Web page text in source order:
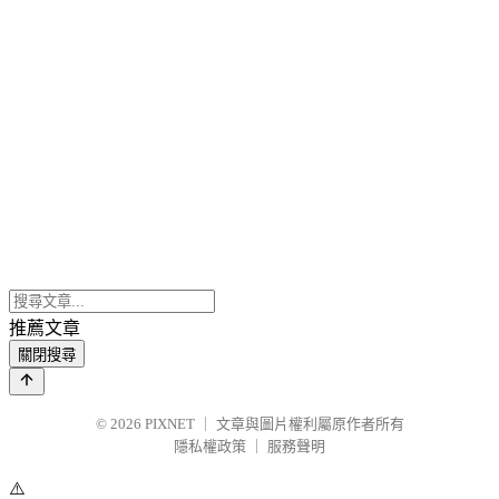
推薦文章
關閉搜尋
© 2026 PIXNET
文章與圖片權利屬原作者所有
隱私權政策
服務聲明
⚠️